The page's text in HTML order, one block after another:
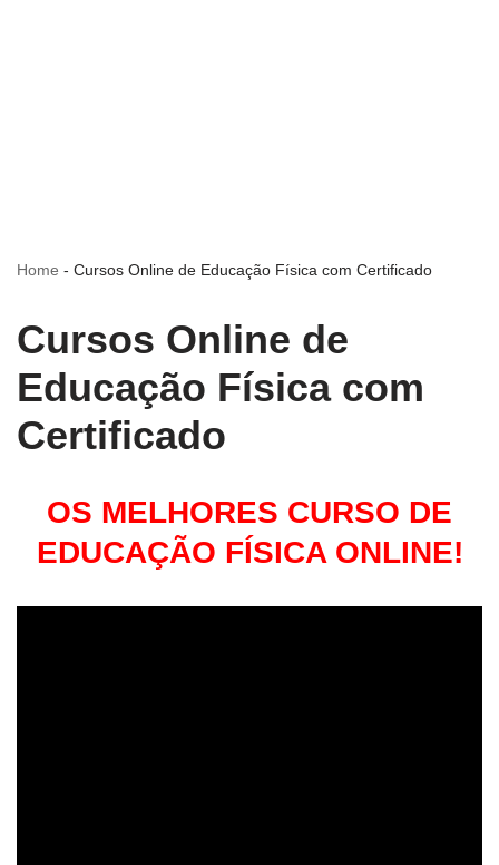
Home - Cursos Online de Educação Física com Certificado
Cursos Online de
Educação Física com
Certificado
OS MELHORES CURSO DE
EDUCAÇÃO FÍSICA ONLINE!